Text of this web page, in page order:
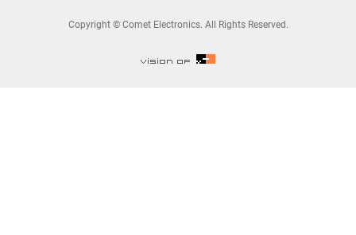
Copyright © Comet Electronics. All Rights Reserved.